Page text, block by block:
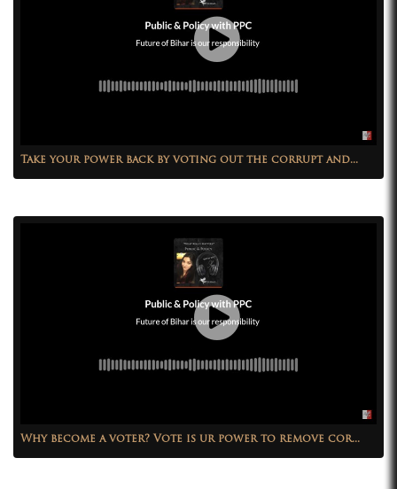
Take your power back by voting out the corrupt and...
Why become a voter? Vote is ur power to remove cor...